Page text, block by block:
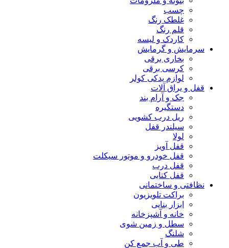
چسب
غلطک رنگ
قلم رنگ
کاردک و لیسه
سرمایش و گرمایش
بخاری برقی
کرسی برقی
لوازم یدکی کولر
قفل و یراق آلات
جک و آرام بند
دستگیره
ریل درب کشویی
سیلندر قفل
لولا
قفل آویز
قفل خودرو و موتور سیکلت
قفل درب
قفل کتابی
نظافتی و ساختمانی
براکت تلویزیون
ابزار بنایی
خانه و آشپزخانه
سطل و زمین شوی
شلنگ
طی و آب جمع کن